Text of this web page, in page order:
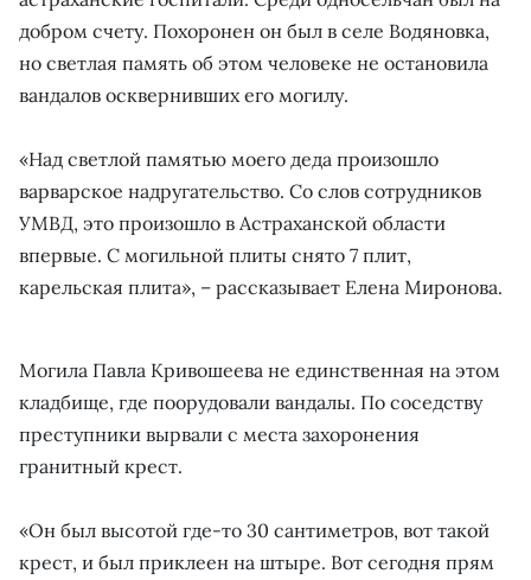
добром счету. Похоронен он был в селе Водяновка,
но светлая память об этом человеке не остановила
вандалов осквернивших его могилу.
«Над светлой памятью моего деда произошло
варварское надругательство. Со слов сотрудников
УМВД, это произошло в Астраханской области
впервые. С могильной плиты снято 7 плит,
карельская плита», – рассказывает Елена Миронова.
Могила Павла Кривошеева не единственная на этом
кладбище, где поорудовали вандалы. По соседству
преступники вырвали с места захоронения
гранитный крест.
«Он был высотой где-то 30 сантиметров, вот такой
крест, и был приклеен на штыре. Вот сегодня прям